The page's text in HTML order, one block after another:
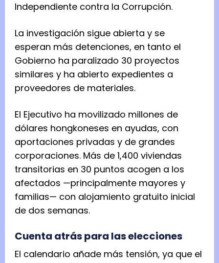
Independiente contra la Corrupción.
La investigación sigue abierta y se
esperan más detenciones, en tanto el
Gobierno ha paralizado 30 proyectos
similares y ha abierto expedientes a
proveedores de materiales.
El Ejecutivo ha movilizado millones de
dólares hongkoneses en ayudas, con
aportaciones privadas y de grandes
corporaciones. Más de 1,400 viviendas
transitorias en 30 puntos acogen a los
afectados —principalmente mayores y
familias— con alojamiento gratuito inicial
de dos semanas.
Cuenta atrás para las elecciones
El calendario añade más tensión, ya que el